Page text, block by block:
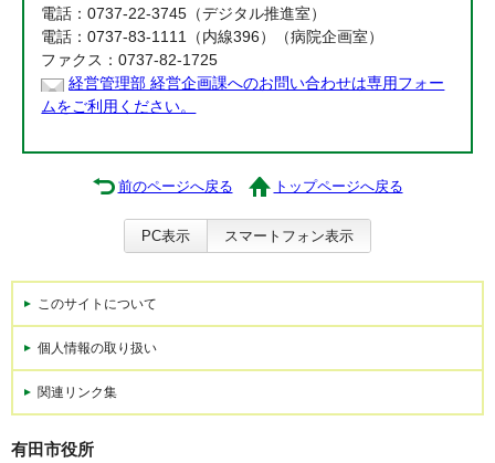
電話：0737-22-3745（デジタル推進室）
電話：0737-83-1111（内線396）（病院企画室）
ファクス：0737-82-1725
経営管理部 経営企画課へのお問い合わせは専用フォー
ムをご利用ください。
前のページへ戻る トップページへ戻る
PC表示 スマートフォン表示
このサイトについて
個人情報の取り扱い
関連リンク集
有田市役所